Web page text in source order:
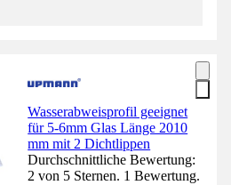
Wasserabweisprofil geeignet
für 5-6mm Glas Länge 2010
mm mit 2 Dichtlippen
Durchschnittliche Bewertung:
2 von 5 Sternen. 1 Bewertung.